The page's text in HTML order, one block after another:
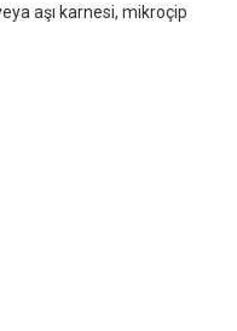
aşı karnesi, mikroçip